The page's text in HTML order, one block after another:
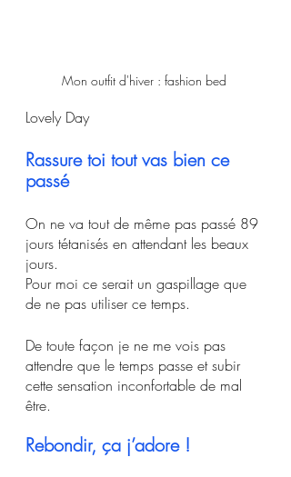
Mon outfit d'hiver : fashion bed
Lovely Day
Rassure toi tout vas bien ce
passé
On ne va tout de même pas passé 89
jours tétanisés en attendant les beaux
jours.
Pour moi ce serait un gaspillage que
de ne pas utiliser ce temps.
De toute façon je ne me vois pas
attendre que le temps passe et subir
cette sensation inconfortable de mal
être.
Rebondir, ça j’adore !